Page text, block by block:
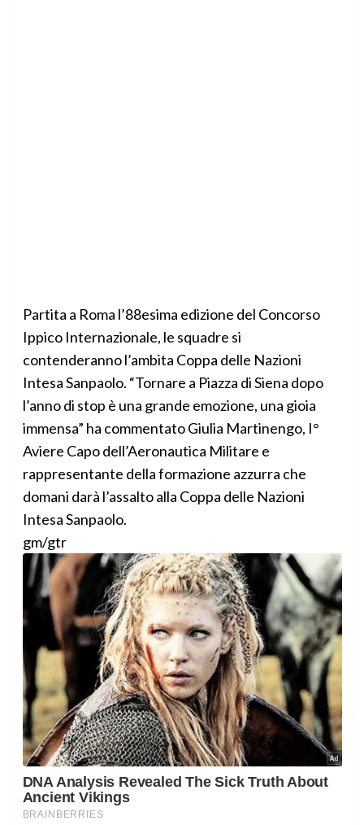
Partita a Roma l’88esima edizione del Concorso
Ippico Internazionale, le squadre si
contenderanno l’ambita Coppa delle Nazioni
Intesa Sanpaolo. “Tornare a Piazza di Siena dopo
l’anno di stop è una grande emozione, una gioia
immensa” ha commentato Giulia Martinengo, I°
Aviere Capo dell’Aeronautica Militare e
rappresentante della formazione azzurra che
domani darà l’assalto alla Coppa delle Nazioni
Intesa Sanpaolo.
gm/gtr